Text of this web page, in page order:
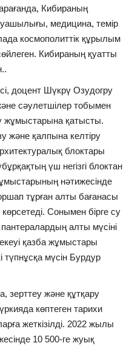
Кибираның
медицина, темір
космополиттік құрылым
Кибираның қуатты
доцент Шүкрү Озудогру
сәулетшілер тобымен
жұмыстарына қатысты.
және қалпына келтіру
блоктары
үш негізгі блоктан
нәтижесінде
тұрған алты бағанасы
Сонымен бірге су
алты мүсіні
қазба жұмыстары
түпнұсқа мүсін Бурдур
зерттеу және құтқару
көптеген тарихи
жеткізілді. 2022 жылы
10 500-ге жуық